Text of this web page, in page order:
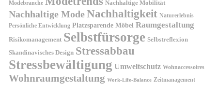
Modebranche Nachhaltige Mobilität
Nachhaltige ModeNachhaltigkeit Naturerlebnis
Persönliche Entwicklung Platzsparende Möbel Raumgestaltung
Risikomanagement Selbstfürsorge Selbstreflexion
Skandinavisches Design Stressabbau
Stressbewältigung Umweltschutz Wohnaccessoires
Wohnraumgestaltung Work-Life-Balance Zeitmanagement